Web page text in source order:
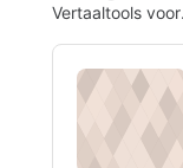
Vertaaltools voor